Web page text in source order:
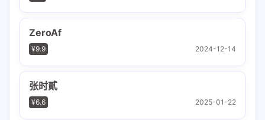
ZeroAf
¥9.9 2024-12-14
张时貳
¥6.6 2025-01-22